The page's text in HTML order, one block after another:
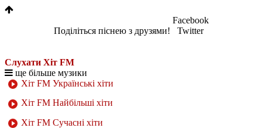
Поділіться піснею з друзями!
Facebook
Twitter
Слухати Хіт FM
ще більше музики
Хіт FM Українські хіти
Хіт FM Найбільші хіти
Хіт FM Сучасні хіти